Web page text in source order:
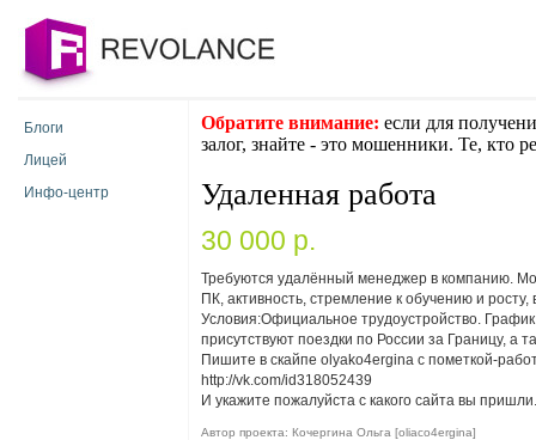
Блоги
Лицей
Инфо-центр
Обратите внимание: если для
залог, знайте - это мошенники. Те, кто
Удаленная работа
30 000 p.
Требуются удалённый менеджер в компанию.
ПК, активность, стремление к обучению и
Условия:Официальное трудоустройство.
присутствуют поездки по России за Границу, а
Пишите в скайпе olyako4ergina с пометкой-
http://vk.com/id318052439
И укажите пожалуйста с какого сайта вы пришли.
Автор проекта: Кочергина Ольга [oliaco4ergina]